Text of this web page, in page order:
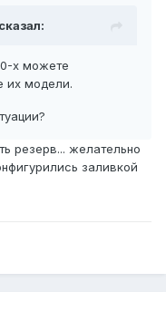
х можете
их модели.
резерв... желательно
заливкой